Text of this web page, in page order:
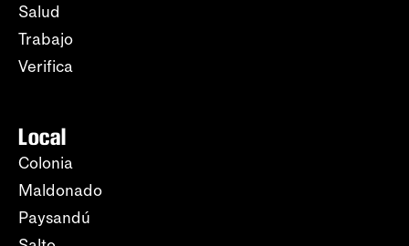
Salud
Trabajo
Verifica
Local
Colonia
Maldonado
Paysandú